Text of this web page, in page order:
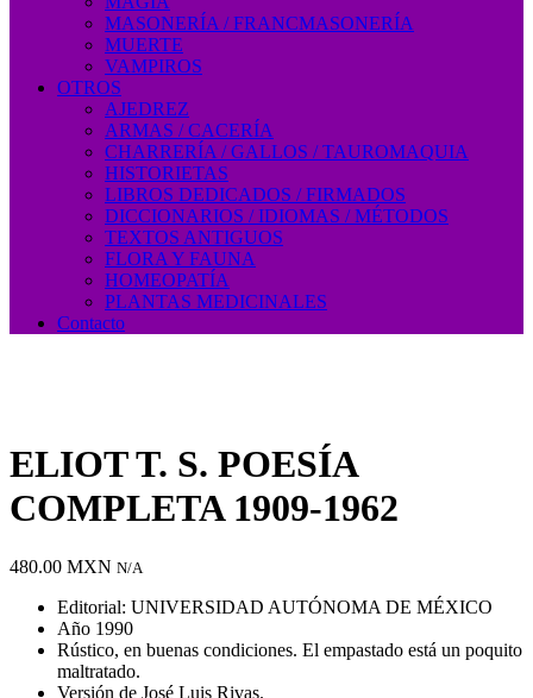
MASONERÍA / FRANCMASONERÍA
MUERTE
VAMPIROS
OTROS
AJEDREZ
ARMAS / CACERÍA
CHARRERÍA / GALLOS / TAUROMAQUIA
HISTORIETAS
LIBROS DEDICADOS / FIRMADOS
DICCIONARIOS / IDIOMAS / MÉTODOS
TEXTOS ANTIGUOS
FLORA Y FAUNA
HOMEOPATÍA
PLANTAS MEDICINALES
Contacto
ELIOT T. S. POESÍA
COMPLETA 1909-1962
480.00 MXN N/A
Editorial: UNIVERSIDAD AUTÓNOMA DE MÉXICO
Año 1990
Rústico, en buenas condiciones. El empastado está un poquito
maltratado.
Versión de José Luis Rivas.